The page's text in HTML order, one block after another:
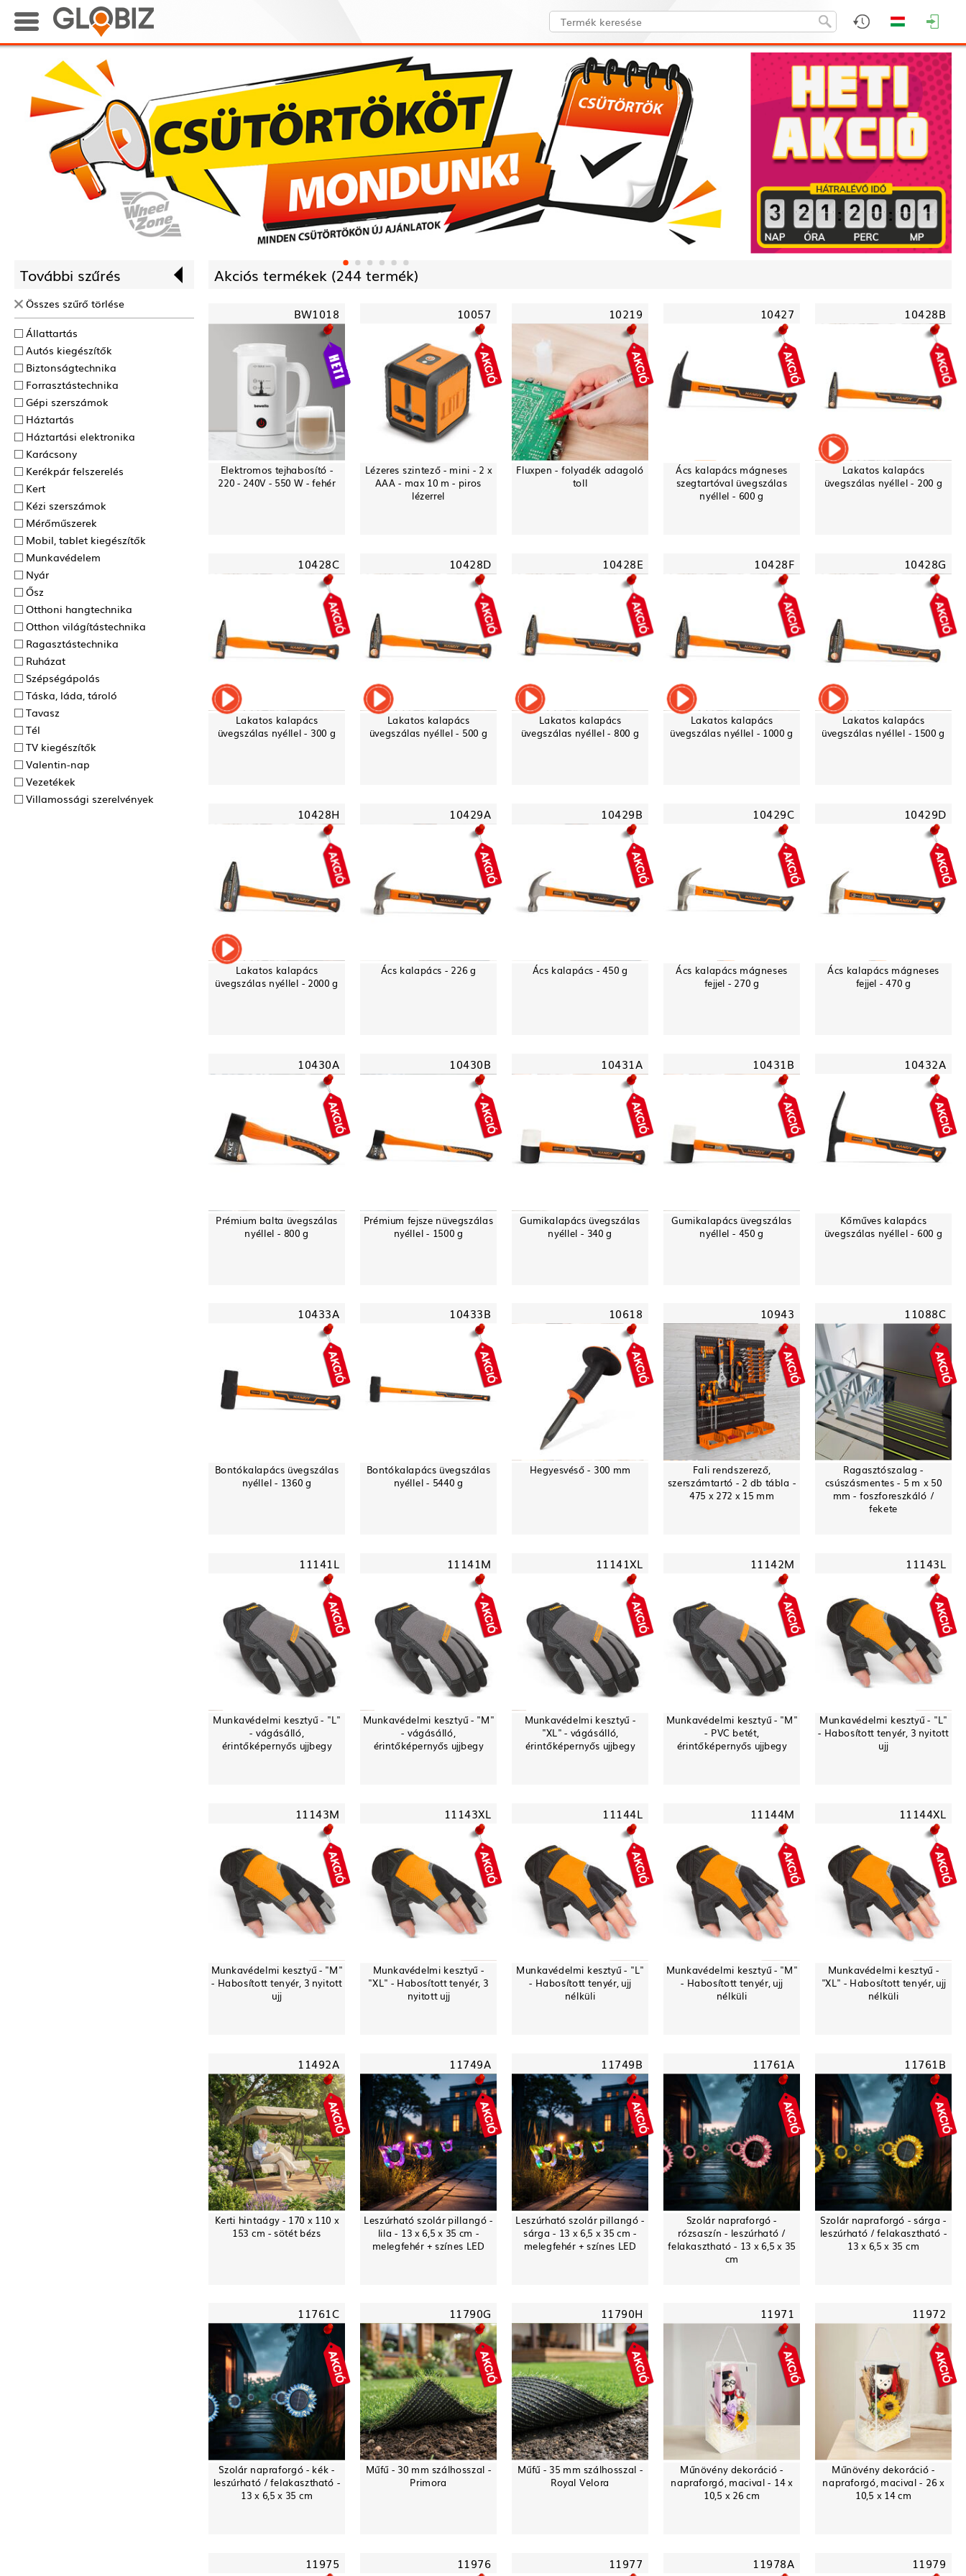
: :
További szűrés
Összes szűrő törlése
Állattartás
Autós kiegészítők
Biztonságtechnika
Forrasztás­technika
Gépi szerszámok
Háztartás
Háztartási elektronika
Karácsony
Kerékpár felszerelés
Kert
Kézi szerszámok
Mérőműszerek
Mobil, tablet kiegészítők
Munkavédelem
Nyár
Ősz
Otthoni hangtechnika
Otthon világítástechnika
Ragasztás­technika
Ruházat
Szépségápolás
Táska, láda, tároló
Tavasz
Tél
TV kiegészítők
Valentin-nap
Vezetékek
Villamossági szerelvények
Akciós termékek (244 termék)
BW1018
Elektromos tejhabosító -
220 - 240V - 550 W - fehér
10057
Lézeres szintező - mini - 2 x
AAA - max 10 m - piros
lézerrel
10219
Fluxpen - folyadék adagoló
toll
10427
Ács kalapács mágneses
szegtartóval üvegszálas
nyéllel - 600 g
10428B
Lakatos kalapács
üvegszálas nyéllel - 200 g
10428C
Lakatos kalapács
üvegszálas nyéllel - 300 g
10428D
Lakatos kalapács
üvegszálas nyéllel - 500 g
10428E
Lakatos kalapács
üvegszálas nyéllel - 800 g
10428F
Lakatos kalapács
üvegszálas nyéllel - 1000 g
10428G
Lakatos kalapács
üvegszálas nyéllel - 1500 g
10428H
Lakatos kalapács
üvegszálas nyéllel - 2000 g
10429A
Ács kalapács - 226 g
10429B
Ács kalapács - 450 g
10429C
Ács kalapács mágneses
fejjel - 270 g
10429D
Ács kalapács mágneses
fejjel - 470 g
10430A
Prémium balta üvegszálas
nyéllel - 800 g
10430B
Prémium fejsze nüvegszálas
nyéllel - 1500 g
10431A
Gumikalapács üvegszálas
nyéllel - 340 g
10431B
Gumikalapács üvegszálas
nyéllel - 450 g
10432A
Kőműves kalapács
üvegszálas nyéllel - 600 g
10433A
Bontókalapács üvegszálas
nyéllel - 1360 g
10433B
Bontókalapács üvegszálas
nyéllel - 5440 g
10618
Hegyesvéső - 300 mm
10943
Fali rendszerező,
szerszámtartó - 2 db tábla -
475 x 272 x 15 mm
11088C
Ragasztószalag -
csúszásmentes - 5 m x 50
mm - foszforeszkáló /
fekete
11141L
Munkavédelmi kesztyű - "L"
- vágásálló,
érintőképernyős ujjbegy
11141M
Munkavédelmi kesztyű - "M"
- vágásálló,
érintőképernyős ujjbegy
11141XL
Munkavédelmi kesztyű -
"XL" - vágásálló,
érintőképernyős ujjbegy
11142M
Munkavédelmi kesztyű - "M"
- PVC betét,
érintőképernyős ujjbegy
11143L
Munkavédelmi kesztyű - "L"
- Habosított tenyér, 3 nyitott
ujj
11143M
Munkavédelmi kesztyű - "M"
- Habosított tenyér, 3 nyitott
ujj
11143XL
Munkavédelmi kesztyű -
"XL" - Habosított tenyér, 3
nyitott ujj
11144L
Munkavédelmi kesztyű - "L"
- Habosított tenyér, ujj
nélküli
11144M
Munkavédelmi kesztyű - "M"
- Habosított tenyér, ujj
nélküli
11144XL
Munkavédelmi kesztyű -
"XL" - Habosított tenyér, ujj
nélküli
11492A
Kerti hintaágy - 170 x 110 x
153 cm - sötét bézs
11749A
Leszúrható szolár pillangó -
lila - 13 x 6,5 x 35 cm -
melegfehér + színes LED
11749B
Leszúrható szolár pillangó -
sárga - 13 x 6,5 x 35 cm -
melegfehér + színes LED
11761A
Szolár napraforgó -
rózsaszín - leszúrható /
felakasztható - 13 x 6,5 x 35
cm
11761B
Szolár napraforgó - sárga -
leszúrható / felakasztható -
13 x 6,5 x 35 cm
11761C
Szolár napraforgó - kék -
leszúrható / felakasztható -
13 x 6,5 x 35 cm
11790G
Műfű - 30 mm szálhosszal -
Primora
11790H
Műfű - 35 mm szálhosszal -
Royal Velora
11971
Műnövény dekoráció -
napraforgó, macival - 14 x
10,5 x 26 cm
11972
Műnövény dekoráció -
napraforgó, macival - 26 x
10,5 x 14 cm
11975 11976 11977 11978A 11979